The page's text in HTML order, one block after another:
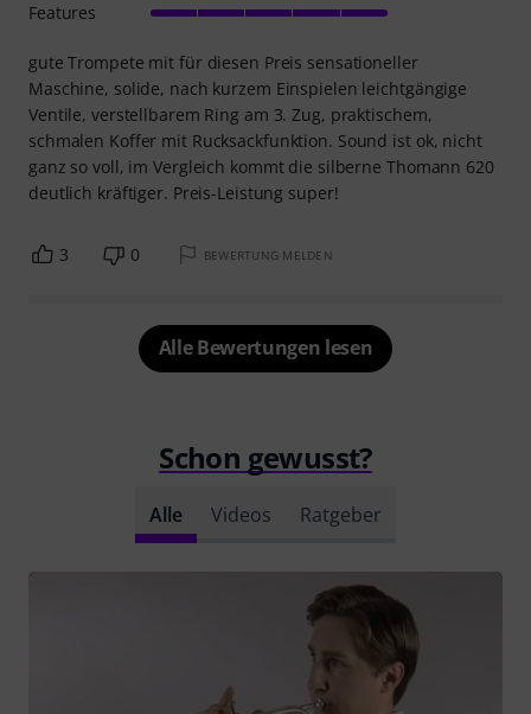
gute Trompete mit für diesen Preis sensationeller
Maschine, solide, nach kurzem Einspielen leichtgängige
Ventile, verstellbarem Ring am 3. Zug, praktischem,
schmalen Koffer mit Rucksackfunktion. Sound ist ok, nicht
ganz so voll, im Vergleich kommt die silberne Thomann 620
deutlich kräftiger. Preis-Leistung super!
Features
3 0 BEWERTUNG MELDEN
Alle Bewertungen lesen
Schon gewusst?
Alle Videos Ratgeber